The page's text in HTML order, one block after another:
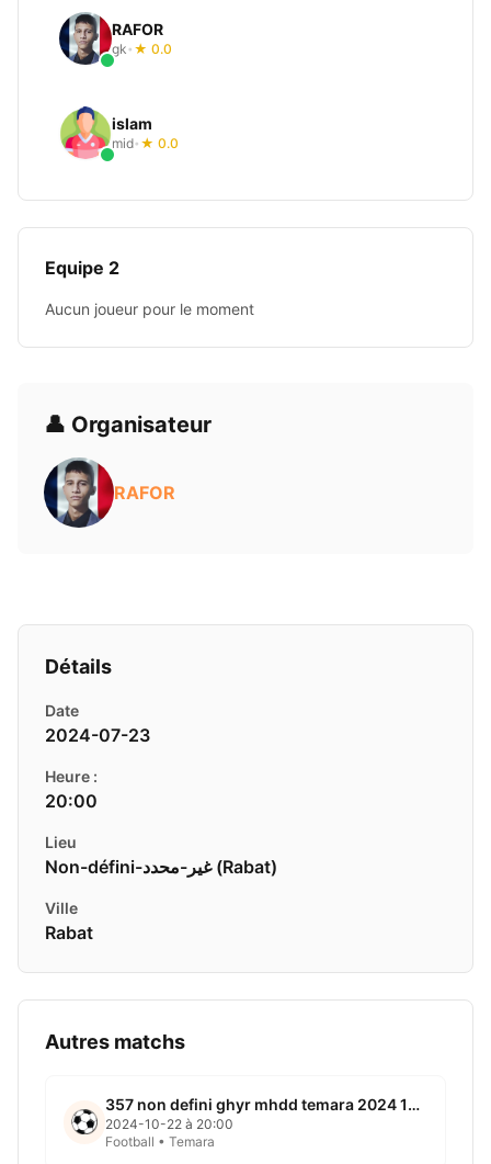
RAFOR
gk• ★ 0.0
islam
mid• ★ 0.0
Equipe 2
Aucun joueur pour le moment
👤 Organisateur
RAFOR
Détails
Date
2024-07-23
Heure :
20:00
Lieu
Non-défini-غير-محدد ( Rabat)
Ville
Rabat
Autres matchs
357 non defini ghyr mhdd temara 2024 10 22
2024-10-22 à 20:00
Football • Temara